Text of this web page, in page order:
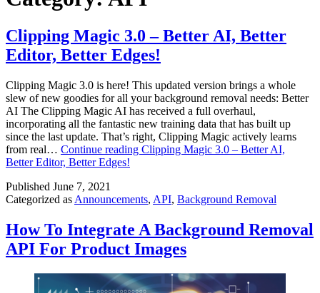
Clipping Magic 3.0 – Better AI, Better
Editor, Better Edges!
Clipping Magic 3.0 is here! This updated version brings a whole
slew of new goodies for all your background removal needs: Better
AI The Clipping Magic AI has received a full overhaul,
incorporating all the fantastic new training data that has built up
since the last update. That’s right, Clipping Magic actively learns
from real… Continue reading Clipping Magic 3.0 – Better AI,
Better Editor, Better Edges!
Published June 7, 2021
Categorized as Announcements, API, Background Removal
How To Integrate A Background Removal
API For Product Images